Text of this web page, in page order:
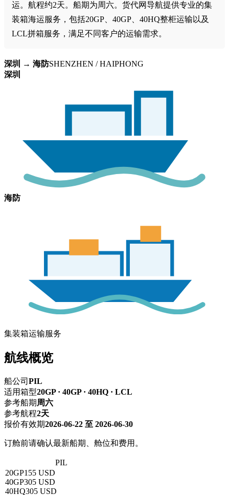
运。航程约2天。船期为周六。货代网导航提供专业的集
装箱海运服务，包括20GP、40GP、40HQ整柜运输以及
LCL拼箱服务，满足不同客户的运输需求。
深圳 → 海防SHENZHEN / HAIPHONG
深圳
海防
集装箱运输服务
航线概览
船公司 PIL
适用箱型20GP · 40GP · 40HQ · LCL
参考船期 周六
参考航程2天
报价有效期2026-06-22 至 2026-06-30
订舱前请确认最新船期、舱位和费用。
PIL
20GP155 USD
40GP305 USD
40HQ305 USD